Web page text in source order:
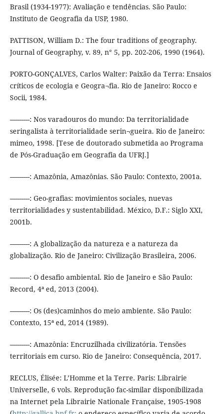
Brasil (1934-1977): Avaliação e tendências. São Paulo:
Instituto de Geografia da USP, 1980.
PATTISON, William D.: The four traditions of geography.
Journal of Geography, v. 89, n° 5, pp. 202-206, 1990 (1964).
PORTO-GONÇALVES, Carlos Walter: Paixão da Terra: Ensaios
críticos de ecologia e Geogra¬fia. Rio de Janeiro: Rocco e
Socii, 1984.
----------: Nos varadouros do mundo: Da territorialidade
seringalista à territorialidade serin¬gueira. Rio de Janeiro:
mimeo, 1998. [Tese de doutorado submetida ao Programa
de Pós-Graduação em Geografia da UFRJ.]
----------: Amazônia, Amazônias. São Paulo: Contexto, 2001a.
----------: Geo-grafias: movimientos sociales, nuevas
territorialidades y sustentabilidad. México, D.F.: Siglo XXI,
2001b.
----------: A globalização da natureza e a natureza da
globalização. Rio de Janeiro: Civilização Brasileira, 2006.
----------: O desafio ambiental. Rio de Janeiro e São Paulo:
Record, 4ª ed, 2013 (2004).
----------: Os (des)caminhos do meio ambiente. São Paulo:
Contexto, 15ª ed, 2014 (1989).
----------: Amazônia: Encruzilhada civilizatória. Tensões
territoriais em curso. Rio de Janeiro: Consequência, 2017.
RECLUS, Élisée: L’Homme et la Terre. Paris: Librairie
Universelle, 6 vols. Reprodução fac-similar disponibilizada
na Internet pela Librairie Nationale Française, 1905-1908